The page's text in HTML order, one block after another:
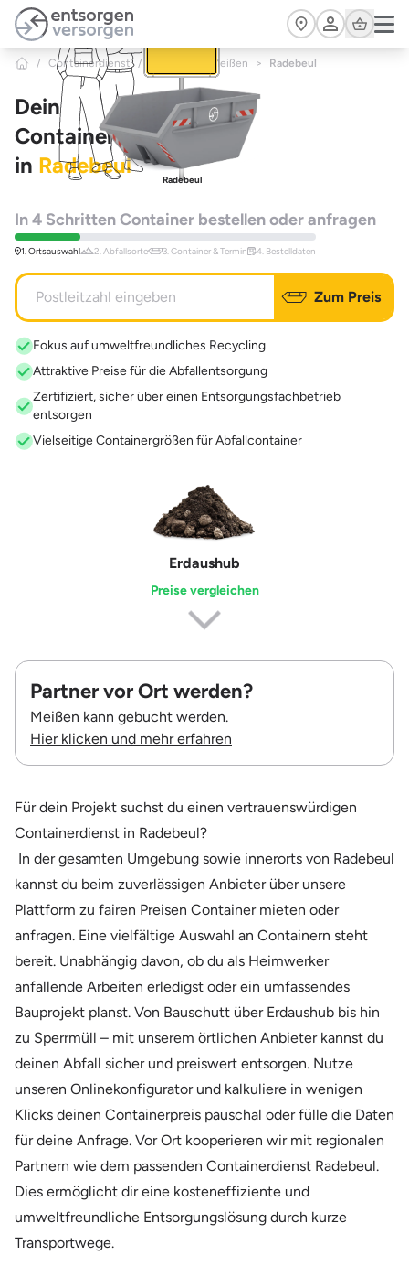
Zum Hauptinhalt springen
Cart
/ Containerdienst / Meißen > Radebeul
Dein
Containerdienst
in Radebeul
Radebeul
In 4 Schritten Container bestellen oder anfragen
1. Ortsauswahl 2. Abfallsorte 3. Container & Termin 4. Bestelldaten
Zum Preis
Fokus auf umweltfreundliches Recycling
Attraktive Preise für die Abfallentsorgung
Zertifiziert, sicher über einen Entsorgungsfachbetrieb
entsorgen
Vielseitige Containergrößen für Abfallcontainer
Erdaushub
Preise vergleichen
Partner vor Ort werden?
Meißen kann gebucht werden.
Hier klicken und mehr erfahren
Für dein Projekt suchst du einen vertrauenswürdigen
Containerdienst in Radebeul?
In der gesamten Umgebung sowie innerorts von Radebeul
kannst du beim zuverlässigen Anbieter über unsere
Plattform zu fairen Preisen Container mieten oder
anfragen. Eine vielfältige Auswahl an Containern steht
bereit. Unabhängig davon, ob du als Heimwerker
anfallende Arbeiten erledigst oder ein umfassendes
Bauprojekt planst. Von Bauschutt über Erdaushub bis hin
zu Sperrmüll – mit unserem örtlichen Anbieter kannst du
deinen Abfall sicher und preiswert entsorgen. Nutze
unseren Onlinekonfigurator und kalkuliere in wenigen
Klicks deinen Containerpreis pauschal oder fülle die Daten
für deine Anfrage. Vor Ort kooperieren wir mit regionalen
Partnern wie dem passenden Containerdienst Radebeul.
Dies ermöglicht dir eine kosteneffiziente und
umweltfreundliche Entsorgungslösung durch kurze
Transportwege.